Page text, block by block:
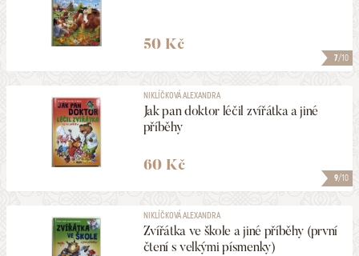
7/10
50 Kč
9/10
NIKLÍČKOVÁ ALEXANDRA
Jak pan doktor léčil zvířátka a jiné
příběhy
60 Kč
NIKLÍČKOVÁ ALEXANDRA
Zvířátka ve škole a jiné příběhy (první
čtení s velkými písmenky)